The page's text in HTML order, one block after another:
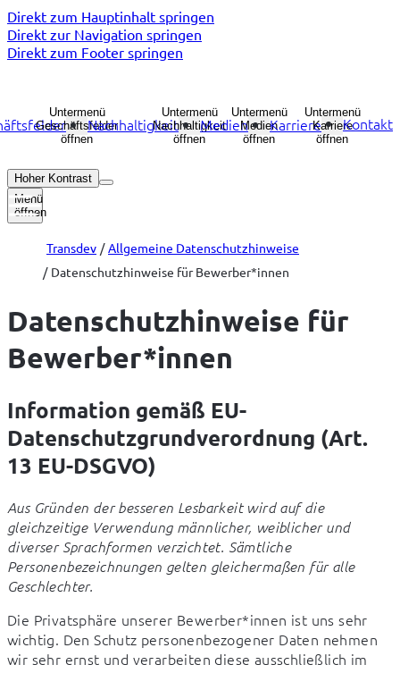
Direkt zum Hauptinhalt springen
Direkt zur Navigation springen
Direkt zum Footer springen
Untermenü
Geschäftsfelder
öffnen
Nachhaltigkeit
Untermenü
Nachhaltigkeit
öffnen
Medien
Untermenü
Medien
öffnen
Karriere
Untermenü
Karriere
öffnen
Kontakt
Hoher Kontrast
Menü
öffnen
Transdev
Allgemeine Datenschutzhinweise
Datenschutzhinweise für Bewerber*innen
Datenschutzhinweise für
Bewerber*innen
Information gemäß EU-
Datenschutzgrundverordnung (Art.
13 EU-DSGVO)
Aus Gründen der besseren Lesbarkeit wird auf die
gleichzeitige Verwendung männlicher, weiblicher und
diverser Sprachformen verzichtet. Sämtliche
Personenbezeichnungen gelten gleichermaßen für alle
Geschlechter.
Die Privatsphäre unserer Bewerber*innen ist uns sehr
wichtig. Den Schutz personenbezogener Daten nehmen
wir sehr ernst und verarbeiten diese ausschließlich im